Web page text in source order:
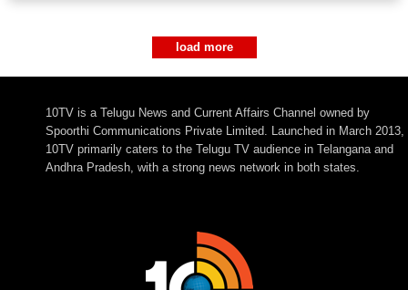
load more
10TV is a Telugu News and Current Affairs Channel owned by
Spoorthi Communications Private Limited. Launched in March 2013,
10TV primarily caters to the Telugu TV audience in Telangana and
Andhra Pradesh, with a strong news network in both states.